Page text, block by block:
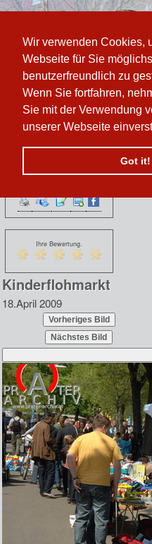
Wir verwenden Cookies,
Webseite für Sie
benutzerfreundlich zu
Wenn Sie fortfahren,
Sie mit der Verwendung
unserer Webseite
Got it!
sich vom
www.prater-archiv.at»
Ihre Bewertung.
Kinderflohmarkt
18.April 2009